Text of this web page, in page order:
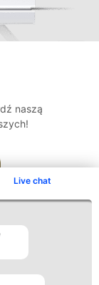
Live chat
naszą